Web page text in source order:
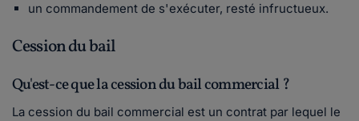
un commandement de s'exécuter, resté infructueux.
Cession du bail
Qu'est-ce que la cession du bail commercial ?
La cession du bail commercial est un contrat par lequel le